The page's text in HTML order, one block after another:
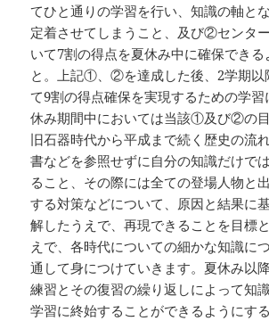
てひと通りの学習を行い、知識の軸と
定着させてしまうこと、及び②センタ
いて7割の得点を夏休み中に確保できる
と。上記①、②を達成した後、2学期以
て9割の得点確保を実現するための学
休み期間中においては当該①及び②の目
旧石器時代から平成まで続く歴史の流
書などを参照せずに自分の知識だけで
ること、その際には全ての登場人物と
する対策などについて、原因と結果に
解したうえで、再現できることを目標
えで、各時代についての細かな知識に
通して身につけていきます。夏休み以
練習とその復習の繰り返しによって知
学習に終始することができるようにす